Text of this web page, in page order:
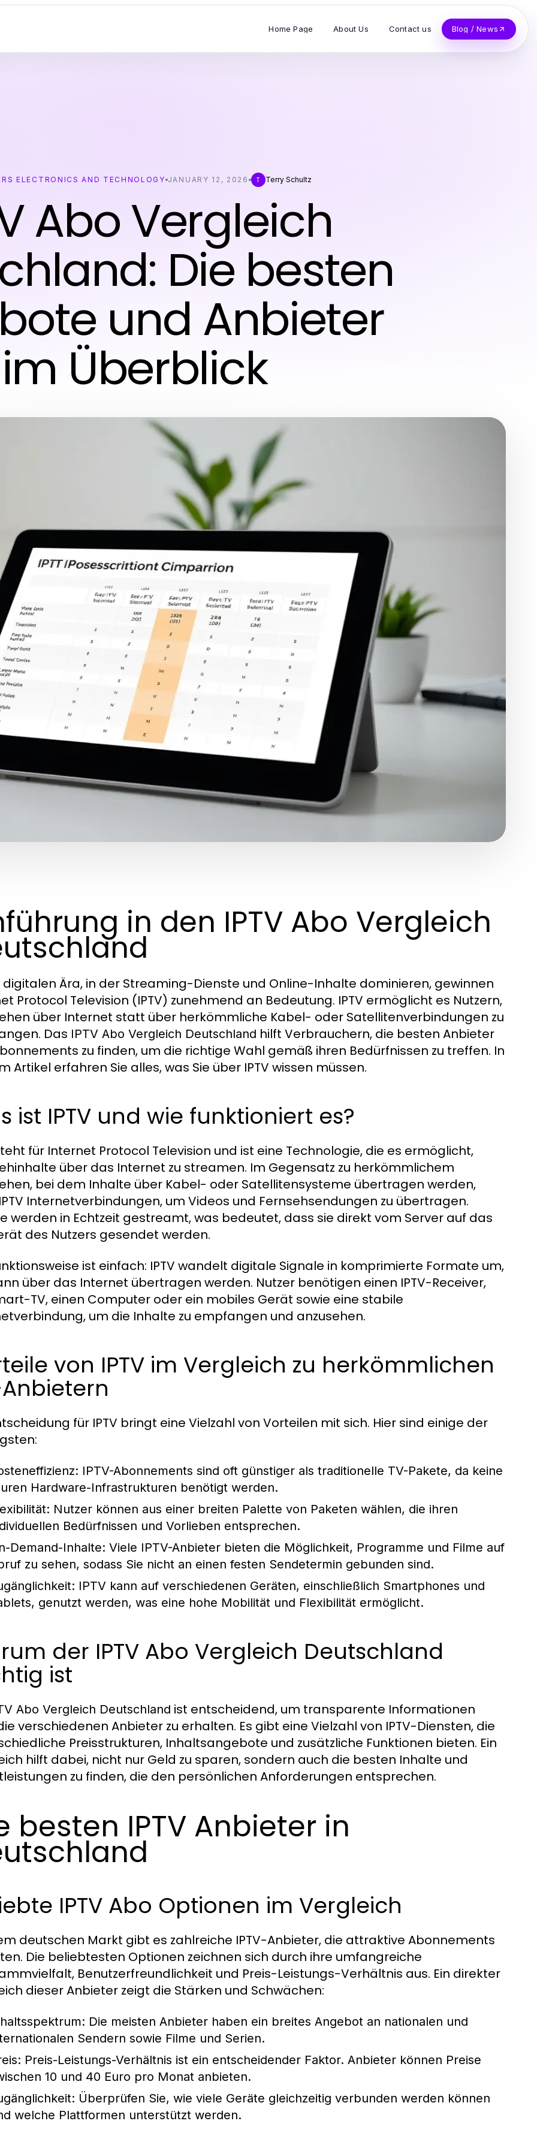
Home Page About Us Contact us Blog / News
ELECTRONICS AND TECHNOLOGY JANUARY 12, 2026 T Terry Schultz
Abo Vergleich
Die besten
und Anbieter
im Überblick
in den IPTV Abo Vergleich
digitalen Ära, in der Streaming-Dienste und Online-Inhalte dominieren, gewinnen
Protocol Television (IPTV) zunehmend an Bedeutung. IPTV ermöglicht es Nutzern,
über Internet statt über herkömmliche Kabel- oder Satellitenverbindungen zu
Das IPTV Abo Vergleich Deutschland hilft Verbrauchern, die besten Anbieter
zu finden, um die richtige Wahl gemäß ihren Bedürfnissen zu treffen. In
Artikel erfahren Sie alles, was Sie über IPTV wissen müssen.
ist IPTV und wie funktioniert es?
für Internet Protocol Television und ist eine Technologie, die es ermöglicht,
über das Internet zu streamen. Im Gegensatz zu herkömmlichem
bei dem Inhalte über Kabel- oder Satellitensysteme übertragen werden,
Internetverbindungen, um Videos und Fernsehsendungen zu übertragen.
werden in Echtzeit gestreamt, was bedeutet, dass sie direkt vom Server auf das
des Nutzers gesendet werden.
ist einfach: IPTV wandelt digitale Signale in komprimierte Formate um,
über das Internet übertragen werden. Nutzer benötigen einen IPTV-Receiver,
TV, einen Computer oder ein mobiles Gerät sowie eine stabile
um die Inhalte zu empfangen und anzusehen.
von IPTV im Vergleich zu herkömmlichen
für IPTV bringt eine Vielzahl von Vorteilen mit sich. Hier sind einige der
IPTV-Abonnements sind oft günstiger als traditionelle TV-Pakete, da keine
Hardware-Infrastrukturen benötigt werden.
Nutzer können aus einer breiten Palette von Paketen wählen, die ihren
Bedürfnissen und Vorlieben entsprechen.
Demand-Inhalte: Viele IPTV-Anbieter bieten die Möglichkeit, Programme und Filme auf
zu sehen, sodass Sie nicht an einen festen Sendetermin gebunden sind.
IPTV kann auf verschiedenen Geräten, einschließlich Smartphones und
genutzt werden, was eine hohe Mobilität und Flexibilität ermöglicht.
der IPTV Abo Vergleich Deutschland
ist
Abo Vergleich Deutschland ist entscheidend, um transparente Informationen
verschiedenen Anbieter zu erhalten. Es gibt eine Vielzahl von IPTV-Diensten, die
Preisstrukturen, Inhaltsangebote und zusätzliche Funktionen bieten. Ein
hilft dabei, nicht nur Geld zu sparen, sondern auch die besten Inhalte und
zu finden, die den persönlichen Anforderungen entsprechen.
besten IPTV Anbieter in
IPTV Abo Optionen im Vergleich
deutschen Markt gibt es zahlreiche IPTV-Anbieter, die attraktive Abonnements
Die beliebtesten Optionen zeichnen sich durch ihre umfangreiche
Benutzerfreundlichkeit und Preis-Leistungs-Verhältnis aus. Ein direkter
dieser Anbieter zeigt die Stärken und Schwächen:
Die meisten Anbieter haben ein breites Angebot an nationalen und
Sendern sowie Filme und Serien.
Preis-Leistungs-Verhältnis ist ein entscheidender Faktor. Anbieter können Preise
10 und 40 Euro pro Monat anbieten.
Überprüfen Sie, wie viele Geräte gleichzeitig verbunden werden können
welche Plattformen unterstützt werden.